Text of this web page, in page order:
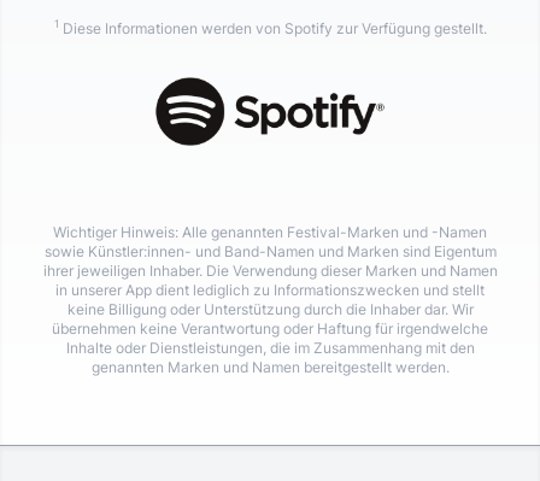
1 Diese Informationen werden von Spotify zur Verfügung gestellt.
Wichtiger Hinweis: Alle genannten Festival-Marken und -Namen
sowie Künstler:innen- und Band-Namen und Marken sind Eigentum
ihrer jeweiligen Inhaber. Die Verwendung dieser Marken und Namen
in unserer App dient lediglich zu Informationszwecken und stellt
keine Billigung oder Unterstützung durch die Inhaber dar. Wir
übernehmen keine Verantwortung oder Haftung für irgendwelche
Inhalte oder Dienstleistungen, die im Zusammenhang mit den
genannten Marken und Namen bereitgestellt werden.